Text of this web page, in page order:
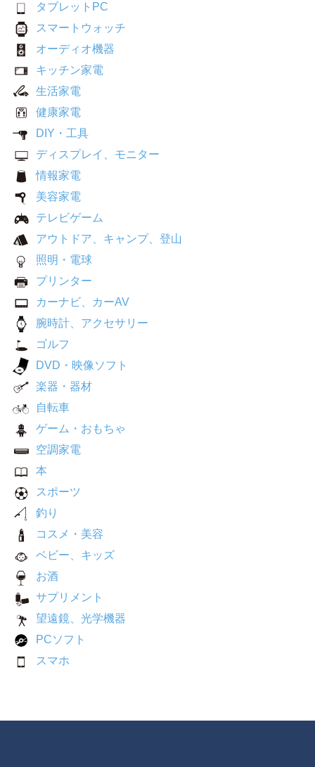
タブレットPC
スマートウォッチ
オーディオ機器
キッチン家電
生活家電
健康家電
DIY・工具
ディスプレイ、モニター
情報家電
美容家電
テレビゲーム
アウトドア、キャンプ、登山
照明・電球
プリンター
カーナビ、カーAV
腕時計、アクセサリー
ゴルフ
DVD・映像ソフト
楽器・器材
自転車
ゲーム・おもちゃ
空調家電
本
スポーツ
釣り
コスメ・美容
ベビー、キッズ
お酒
サプリメント
望遠鏡、光学機器
PCソフト
スマホ